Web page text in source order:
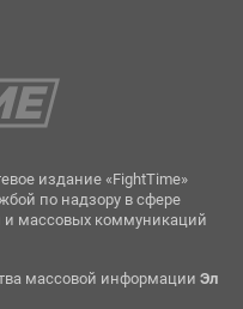
издание «FightTime»
по надзору в сфере
и массовых коммуникаций
массовой информации Эл